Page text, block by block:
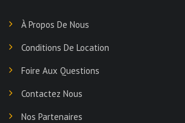
À Propos De Nous
Conditions De Location
Foire Aux Questions
Contactez Nous
Nos Partenaires